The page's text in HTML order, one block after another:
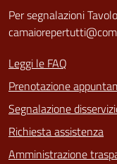
Per segnalazioni
Leggi le FAQ
Prenotazione
Segnalazione
Richiesta assistenza
Amministrazione